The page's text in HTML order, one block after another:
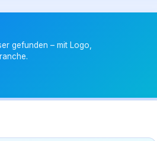
gefunden – mit Logo,